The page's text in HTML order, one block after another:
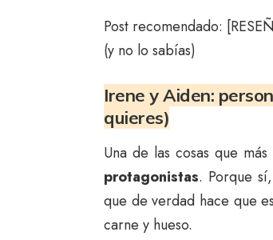
Post recomendado:
(y no lo sabías)
Irene y Aiden:
quieres)
Una de las cosas que
protagonistas. Porque
que de verdad hace que
carne y hueso.